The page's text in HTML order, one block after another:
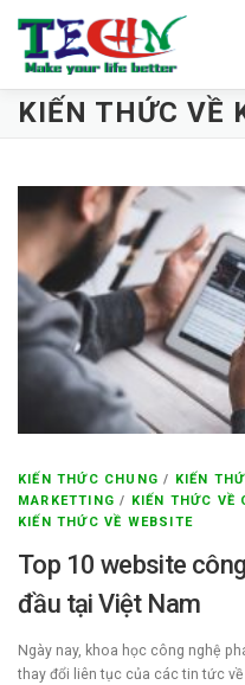
content
KHO GIAO DIỆN KIẾN
TÀI LIỆU QUẢN TRỊ
KIẾN THỨC VỀ
KIẾN THỨC CHUNG / KIẾN
MARKETTING / KIẾN THỨC VỀ
KIẾN THỨC VỀ WEBSITE
Top 10 website
đầu tại Việt Nam
Ngày nay, khoa học công nghệ
thay đổi liên tục của các tin tức